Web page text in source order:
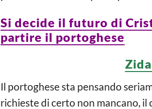
Si decide il futuro di
partire il portoghese
Il portoghese sta pensando
richieste di certo non mancano,